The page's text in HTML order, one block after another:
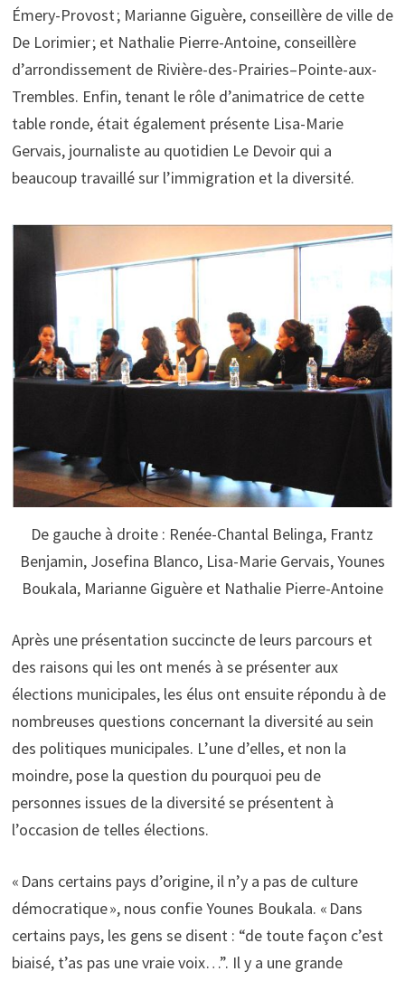
Émery-Provost ; Marianne Giguère, conseillère de ville de
De Lorimier ; et Nathalie Pierre-Antoine, conseillère
d’arrondissement de Rivière-des-Prairies–Pointe-aux-
Trembles. Enfin, tenant le rôle d’animatrice de cette
table ronde, était également présente Lisa-Marie
Gervais, journaliste au quotidien Le Devoir qui a
beaucoup travaillé sur l’immigration et la diversité.
De gauche à droite : Renée-Chantal Belinga, Frantz
Benjamin, Josefina Blanco, Lisa-Marie Gervais, Younes
Boukala, Marianne Giguère et Nathalie Pierre-Antoine
Après une présentation succincte de leurs parcours et
des raisons qui les ont menés à se présenter aux
élections municipales, les élus ont ensuite répondu à de
nombreuses questions concernant la diversité au sein
des politiques municipales. L’une d’elles, et non la
moindre, pose la question du pourquoi peu de
personnes issues de la diversité se présentent à
l’occasion de telles élections.
« Dans certains pays d’origine, il n’y a pas de culture
démocratique », nous confie Younes Boukala. « Dans
certains pays, les gens se disent : “de toute façon c’est
biaisé, t’as pas une vraie voix…”. Il y a une grande